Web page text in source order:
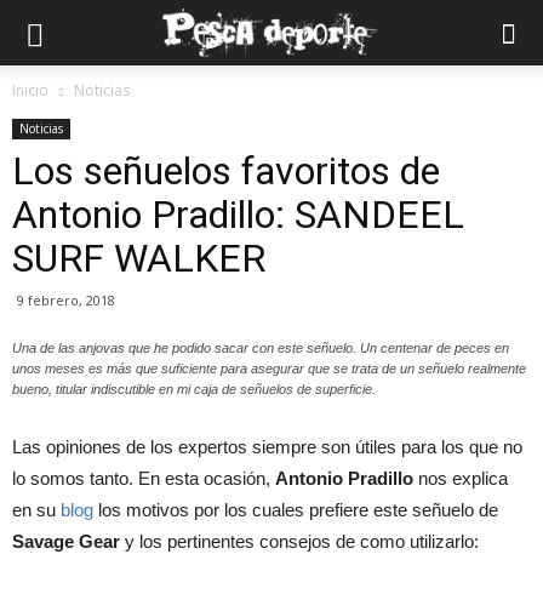
Inicio Noticias
Noticias
Los señuelos favoritos de
Antonio Pradillo: SANDEEL
SURF WALKER
9 febrero, 2018
Una de las anjovas que he podido sacar con este señuelo. Un centenar de peces en
unos meses es más que suficiente para asegurar que se trata de un señuelo realmente
bueno, titular indiscutible en mi caja de señuelos de superficie.
Las opiniones de los expertos siempre son útiles para los que no
lo somos tanto. En esta ocasión, Antonio Pradillo nos explica
en su blog los motivos por los cuales prefiere este señuelo de
Savage Gear y los pertinentes consejos de como utilizarlo: